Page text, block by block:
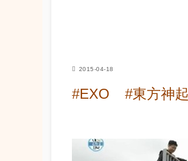
2015-04-18
#EXO #東方神起